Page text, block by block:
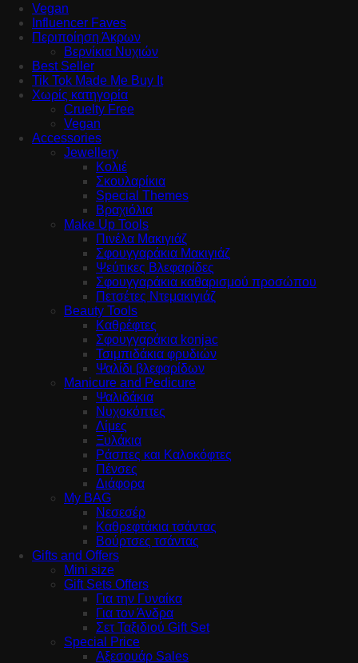
Vegan
Influencer Faves
Περιποίηση Άκρων
Βερνίκια Νυχιών
Best Seller
Tik Tok Made Me Buy It
Χωρίς κατηγορία
Cruelty Free
Vegan
Accessories
Jewellery
Κολιέ
Σκουλαρίκια
Special Themes
Βραχιόλια
Make Up Tools
Πινέλα Μακιγιάζ
Σφουγγαράκια Μακιγιάζ
Ψεύτικες Βλεφαρίδες
Σφουγγαράκια καθαρισμού προσώπου
Πετσέτες Ντεμακιγιάζ
Beauty Tools
Καθρέφτες
Σφουγγαράκια konjac
Τσιμπιδάκια φρυδιών
Ψαλίδι βλεφαρίδων
Manicure and Pedicure
Ψαλιδάκια
Νυχοκόπτες
Λίμες
Ξυλάκια
Ράσπες και Καλοκόφτες
Πένσες
Διάφορα
My BAG
Νεσεσέρ
Καθρεφτάκια τσάντας
Βούρτσες τσάντας
Gifts and Offers
Mini size
Gift Sets Offers
Για την Γυναίκα
Για τον Άνδρα
Σετ Ταξιδιού Gift Set
Special Price
Αξεσουάρ Sales